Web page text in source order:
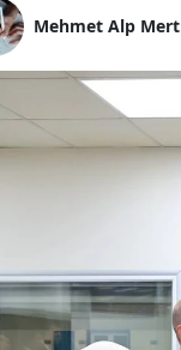
Mehmet Alp Mert